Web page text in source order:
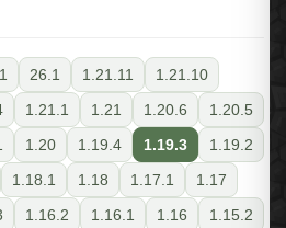
26.1 1.21.11
1.21.10
1.21.1 1.21 1.20.6
1.20.5
1.20 1.19.4 1.19.3
1.19.2
1.18.1 1.18 1.17.1
1.17
1.16.2 1.16.1 1.16
1.15.2